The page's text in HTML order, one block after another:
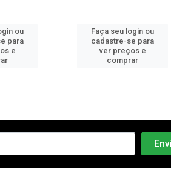
ou
para
e
Faça seu login ou
cadastre-se para
ver preços e
comprar